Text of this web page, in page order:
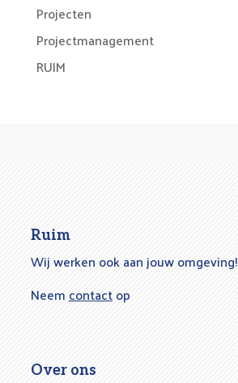
Projecten
Projectmanagement
RUIM
Ruim
Wij werken ook aan jouw omgeving!
Neemcontactop
Over ons